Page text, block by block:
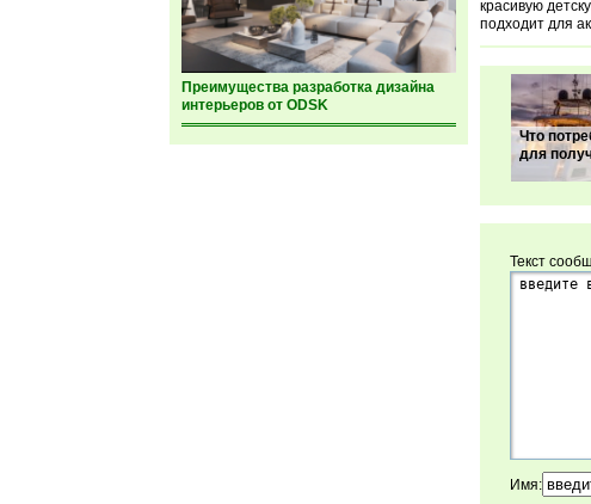
Преимущества разработка дизайна
интерьеров от ODSK
красивую
подходит для
Что
для
Текст
Имя: